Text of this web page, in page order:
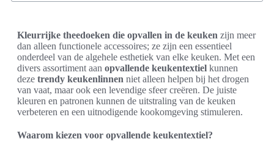
Kleurrijke theedoeken die opvallen in de keuken zijn meer
dan alleen functionele accessoires; ze zijn een essentieel
onderdeel van de algehele esthetiek van elke keuken. Met een
divers assortiment aan opvallende keukentextiel kunnen
deze trendy keukenlinnen niet alleen helpen bij het drogen
van vaat, maar ook een levendige sfeer creëren. De juiste
kleuren en patronen kunnen de uitstraling van de keuken
verbeteren en een uitnodigende kookomgeving stimuleren.
Waarom kiezen voor opvallende keukentextiel?